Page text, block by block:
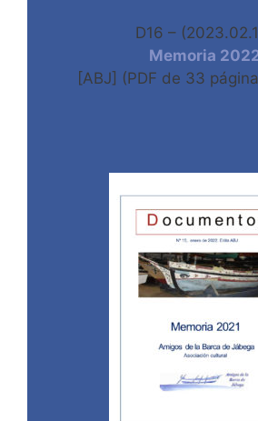
D16 –
Memoria
[ABJ] (PDF de 33